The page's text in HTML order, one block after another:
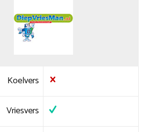
Koelvers
Vriesvers